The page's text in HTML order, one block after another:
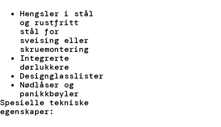
Hengsler i stål
og rustfritt
stål for
sveising eller
skruemontering
Integrerte
dørlukkere
Designglasslister
Nødlåser og
panikkbøyler
Spesielle tekniske
egenskaper: